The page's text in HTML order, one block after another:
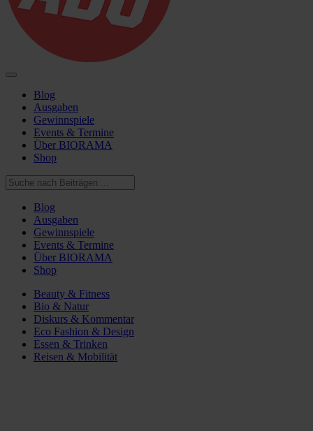
Blog
Ausgaben
Gewinnspiele
Events & Termine
Über BIORAMA
Shop
Blog
Ausgaben
Gewinnspiele
Events & Termine
Über BIORAMA
Shop
Beauty & Fitness
Bio & Natur
Diskurs & Kommentar
Eco Fashion & Design
Essen & Trinken
Reisen & Mobilität